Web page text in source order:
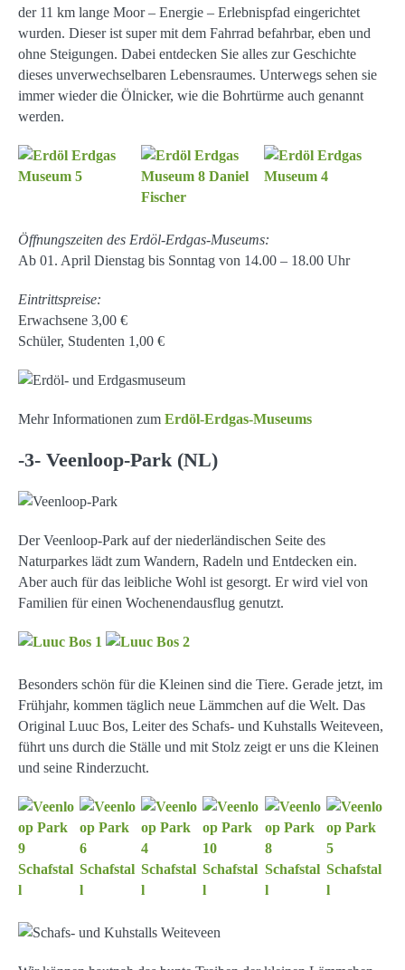
der 11 km lange Moor – Energie – Erlebnispfad eingerichtet
wurden. Dieser ist super mit dem Fahrrad befahrbar, eben und
ohne Steigungen. Dabei entdecken Sie alles zur Geschichte
dieses unverwechselbaren Lebensraumes. Unterwegs sehen sie
immer wieder die Ölnicker, wie die Bohrtürme auch genannt
werden.
Öffnungszeiten des Erdöl-Erdgas-Museums:
Ab 01. April Dienstag bis Sonntag von 14.00 – 18.00 Uhr
Eintrittspreise:
Erwachsene 3,00 €
Schüler, Studenten 1,00 €
Mehr Informationen zum Erdöl-Erdgas-Museums
-3- Veenloop-Park (NL)
Der Veenloop-Park auf der niederländischen Seite des
Naturparkes lädt zum Wandern, Radeln und Entdecken ein.
Aber auch für das leibliche Wohl ist gesorgt. Er wird viel von
Familien für einen Wochenendausflug genutzt.
Besonders schön für die Kleinen sind die Tiere. Gerade jetzt, im
Frühjahr, kommen täglich neue Lämmchen auf die Welt. Das
Original Luuc Bos, Leiter des Schafs- und Kuhstalls Weiteveen,
führt uns durch die Ställe und mit Stolz zeigt er uns die Kleinen
und seine Rinderzucht.